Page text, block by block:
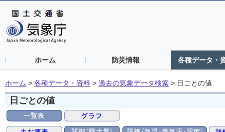
ホーム 防災情報 各種データ・
ホーム > 各種データ・資料 > 過去の気象データ検索 > 日ごとの値
日ごとの値